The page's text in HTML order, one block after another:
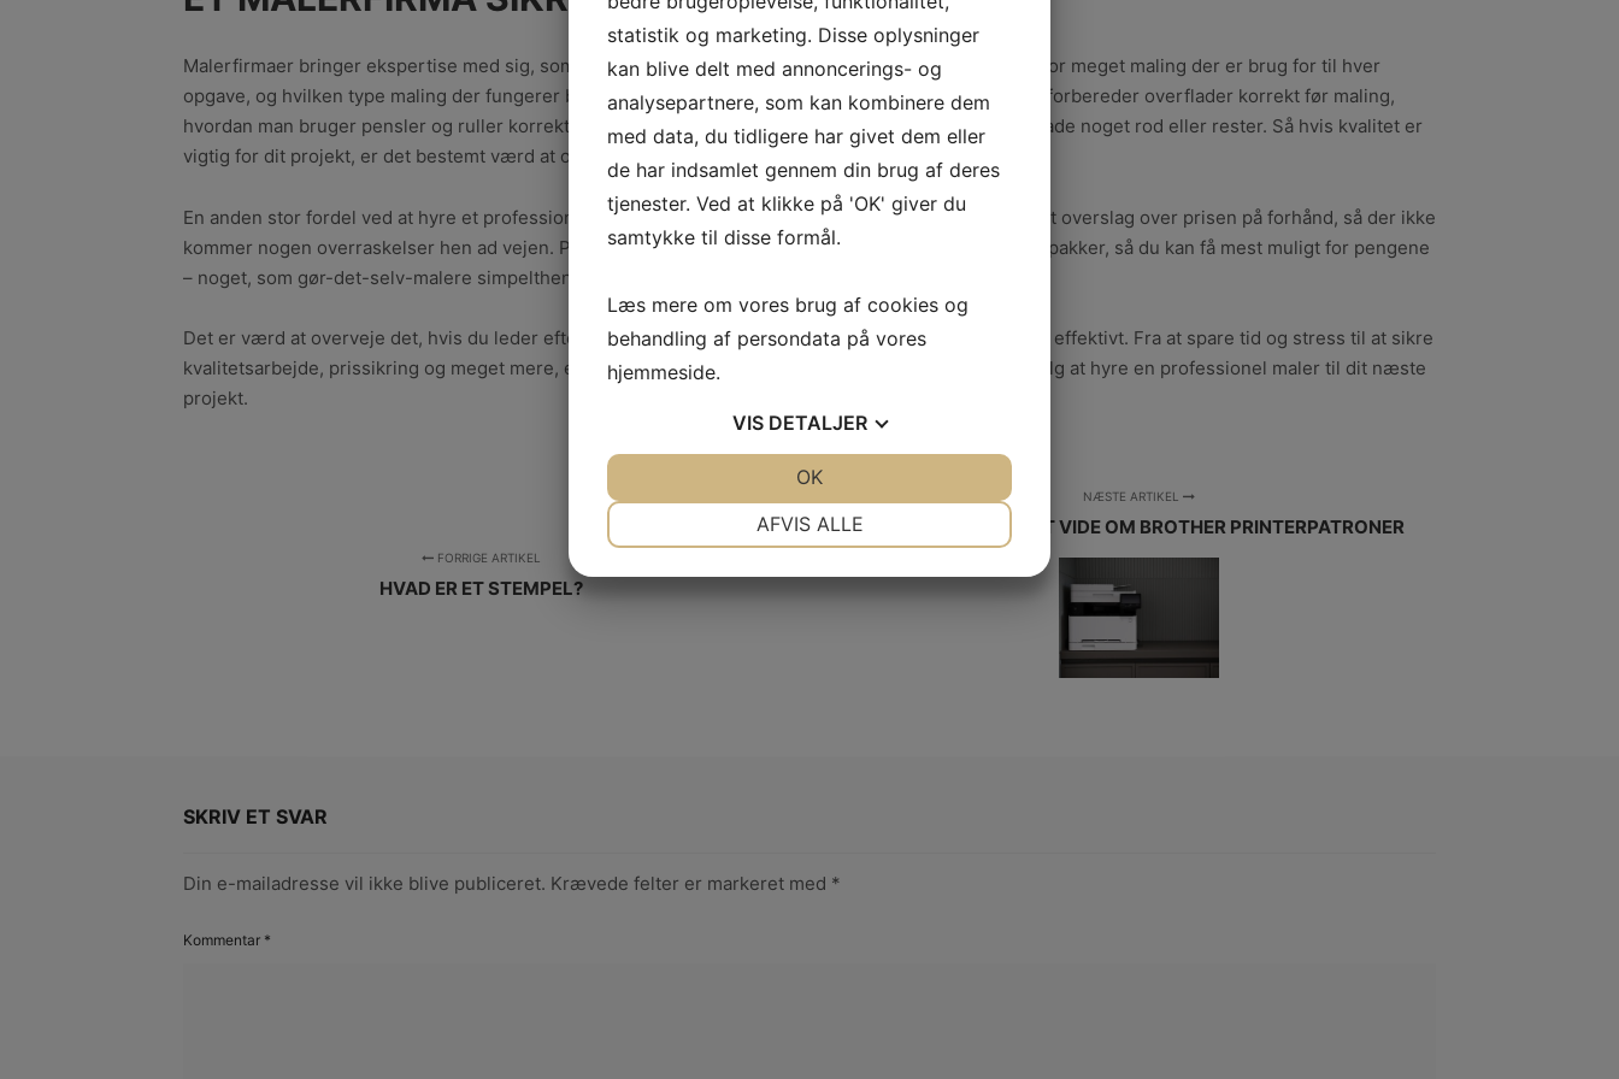
Malerfirmaer bringer ekspertise med sig, som sikrer kvalitetsarbejde hver gang. Disse fagfolk ved, hvor meget maling der er brug for til hver
opgave, og hvilken type maling der fungerer bedst i forskellige miljøer. De forstår også, hvordan man forbereder overflader korrekt før maling,
hvordan man bruger pensler og ruller korrekt, samt hvordan de rydder op efter sig selv uden at efterlade noget rod eller rester. Så hvis kvalitet er
vigtig for dit projekt, er det bestemt værd at overveje at hyre et professionelt malerfirma!
En anden stor fordel ved at hyre et professionelt malerfirma er, at de er i stand til at give dig et præcist overslag over prisen på forhånd, så der ikke
kommer nogen overraskelser hen ad vejen. Professionelle malere tilbyder også ofte rabatpriser eller pakker, så du kan få mest muligt for pengene
– noget, som gør-det-selv-malere simpelthen ikke kan gøre!
Det er værd at overveje det, hvis du leder efter en, der kan tage sig af alle dine malerbehov hurtigt og effektivt. Fra at spare tid og stress til at sikre
kvalitetsarbejde, prissikring og meget mere, er der masser af grunde til, at det kan være det rigtige valg at hyre en professionel maler til dit næste
projekt.
FORRIGE ARTIKEL
HVAD ER ET STEMPEL?
NÆSTE ARTIKEL
ALT DU BEHØVER AT VIDE OM BROTHER PRINTERPATRONER
SKRIV ET SVAR
Din e-mailadresse vil ikke blive publiceret. Krævede felter er markeret med *
Kommentar *
statistik og marketing. Disse oplysninger
kan blive delt med annoncerings- og
analysepartnere, som kan kombinere dem
med data, du tidligere har givet dem eller
de har indsamlet gennem din brug af deres
tjenester. Ved at klikke på 'OK' giver du
samtykke til disse formål.
Læs mere om vores brug af cookies og
behandling af persondata på vores
hjemmeside.
VIS DETALJER
AFVIS ALLE
OK